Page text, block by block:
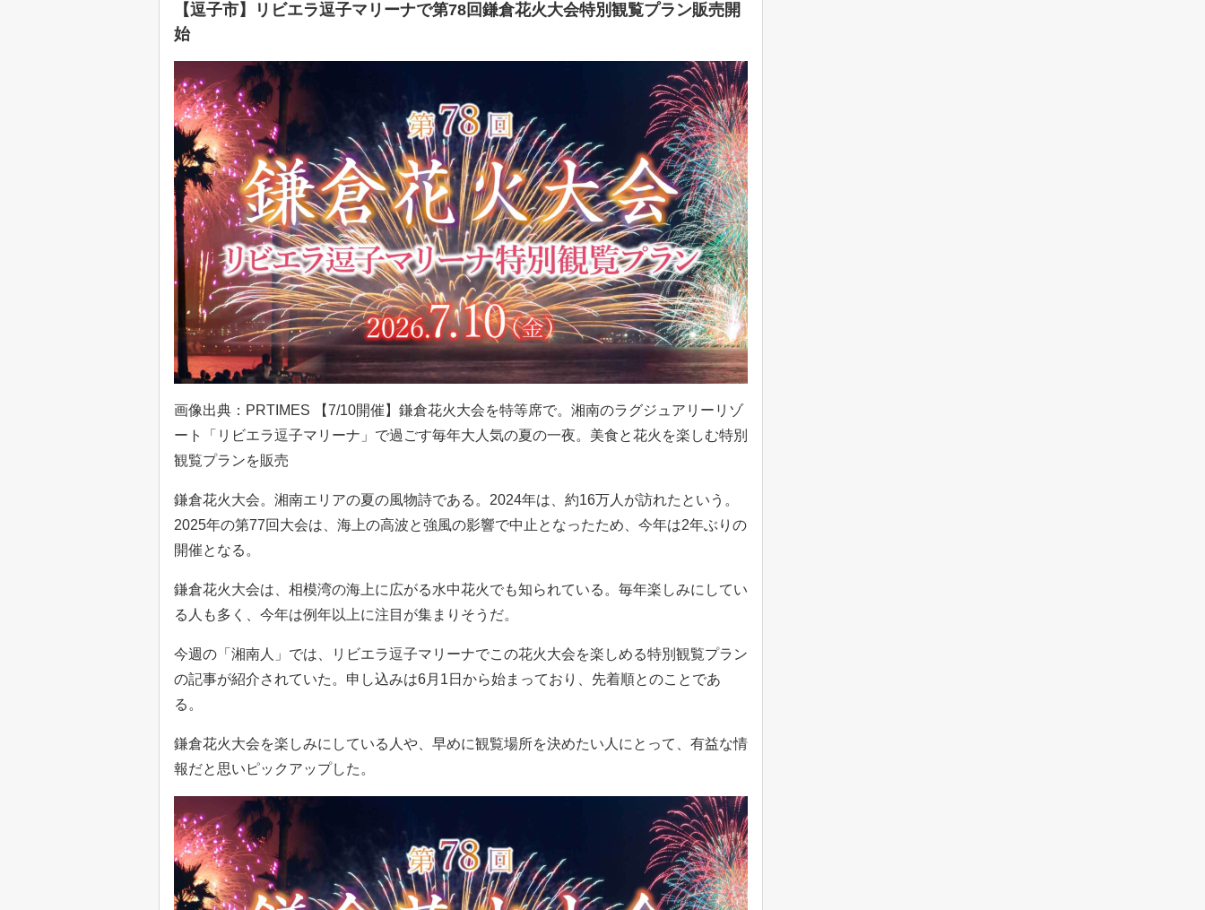
【逗子市】リビエラ逗子マリーナで第78回鎌倉花火大会特別観覧プラン販売開
始
画像出典：PRTIMES 【7/10開催】鎌倉花火大会を特等席で。湘南のラグジュアリーリゾ
ート「リビエラ逗子マリーナ」で過ごす毎年大人気の夏の一夜。美食と花火を楽しむ特別
観覧プランを販売
鎌倉花火大会。湘南エリアの夏の風物詩である。2024年は、約16万人が訪れたという。
2025年の第77回大会は、海上の高波と強風の影響で中止となったため、今年は2年ぶりの
開催となる。
鎌倉花火大会は、相模湾の海上に広がる水中花火でも知られている。毎年楽しみにしてい
る人も多く、今年は例年以上に注目が集まりそうだ。
今週の「湘南人」では、リビエラ逗子マリーナでこの花火大会を楽しめる特別観覧プラン
の記事が紹介されていた。申し込みは6月1日から始まっており、先着順とのことであ
る。
鎌倉花火大会を楽しみにしている人や、早めに観覧場所を決めたい人にとって、有益な情
報だと思いピックアップした。